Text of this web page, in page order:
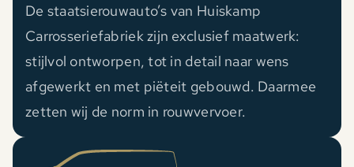
De staatsierouwauto’s van Huiskamp
Carrosseriefabriek zijn exclusief maatwerk:
stijlvol ontworpen, tot in detail naar wens
afgewerkt en met piëteit gebouwd. Daarmee
zetten wij de norm in rouwvervoer.